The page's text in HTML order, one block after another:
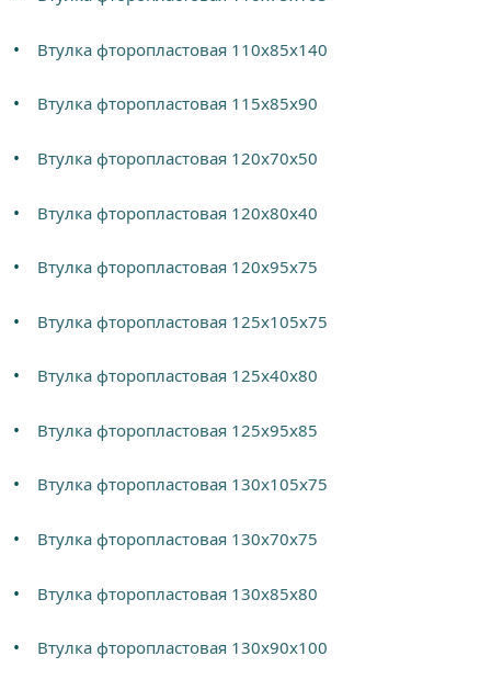
Втулка фторопластовая 110х85х140
Втулка фторопластовая 115х85х90
Втулка фторопластовая 120х70х50
Втулка фторопластовая 120х80х40
Втулка фторопластовая 120х95х75
Втулка фторопластовая 125х105х75
Втулка фторопластовая 125х40х80
Втулка фторопластовая 125х95х85
Втулка фторопластовая 130х105х75
Втулка фторопластовая 130х70х75
Втулка фторопластовая 130х85х80
Втулка фторопластовая 130х90х100